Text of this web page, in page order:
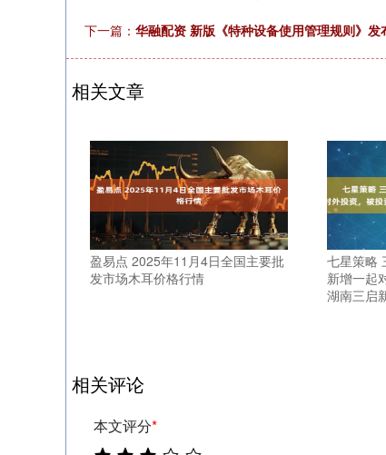
下一篇： 华融配资 新版《特种设备使用管理规则》
相关文章
盈易点 2025年11月4日全国主要批
发市场木耳价格行情
七星策略
新增一起
湖南三启
相关评论
本文评分*